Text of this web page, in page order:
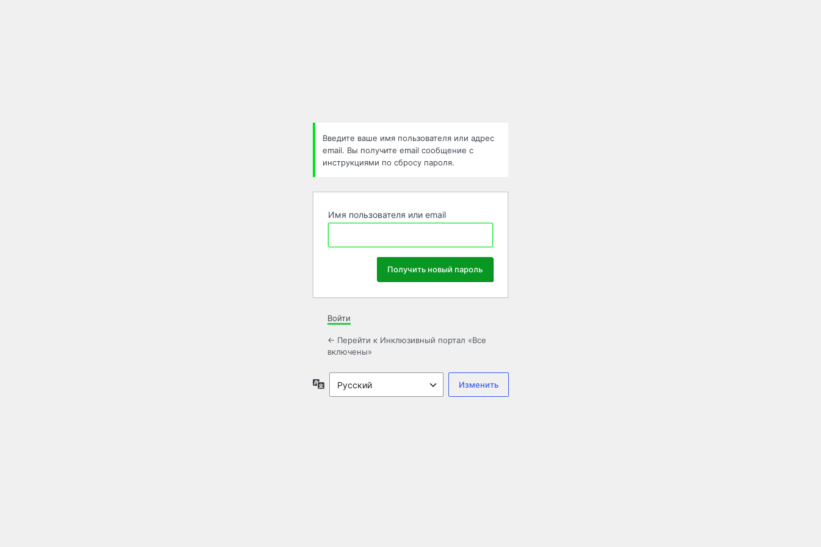
Введите ваше имя пользователя или адрес
email. Вы получите email сообщение с
инструкциями по сбросу пароля.
Имя пользователя или email
Войти
← Перейти к Инклюзивный портал «Все
включены»
Язык